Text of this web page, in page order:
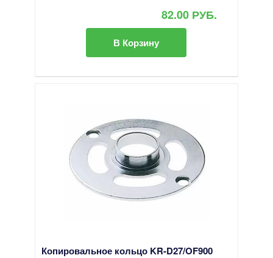
82.00 РУБ.
В Корзину
Копировальное кольцо KR-D27/OF900